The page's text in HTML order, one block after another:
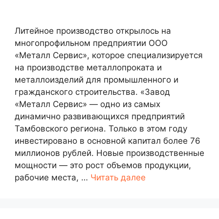
Литейное производство открылось на
многопрофильном предприятии ООО
«Металл Сервис», которое специализируется
на производстве металлопроката и
металлоизделий для промышленного и
гражданского строительства. «Завод
«Металл Сервис» — одно из самых
динамично развивающихся предприятий
Тамбовского региона. Только в этом году
инвестировано в основной капитал более 76
миллионов рублей. Новые производственные
мощности — это рост объемов продукции,
рабочие места, … Читать далее